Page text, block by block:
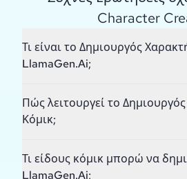
Character
Τι είναι το Δημιουργός
LlamaGen.Ai;
Πώς λειτουργεί το
Κόμικ;
Τι είδους κόμικ μπορώ να
LlamaGen.Ai;